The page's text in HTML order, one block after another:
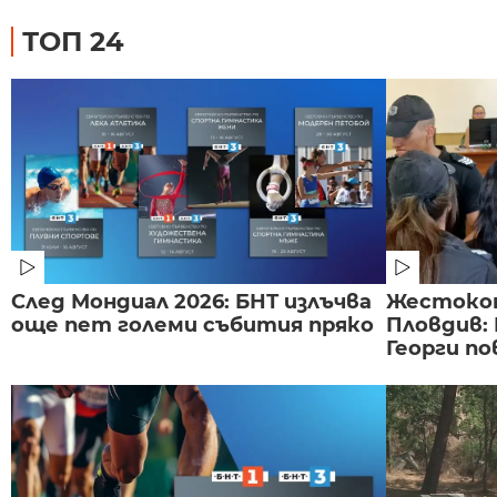
ТОП 24
След Мондиал 2026: БНТ излъчва
още пет големи събития пряко Пловдив:
Георги